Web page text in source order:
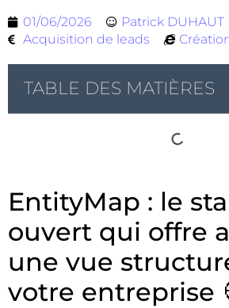
01/06/2026 Patrick DUHAUT
Acquisition de leads
TABLE DES MATIÈRES
EntityMap : le
ouvert qui offre
une vue
votre entreprise